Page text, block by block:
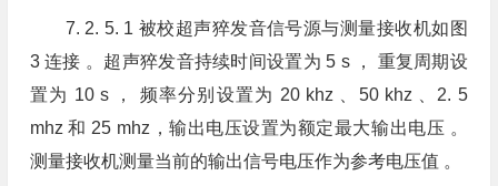
7. 2. 5. 1 被校超声猝发音信号源与测量接收机如图
3 连接 。超声猝发音持续时间设置为 5 s ， 重复周期设
置为 10 s ， 频率分别设置为 20 khz 、50 khz 、2. 5
mhz 和 25 mhz，输出电压设置为额定最大输出电压 。
测量接收机测量当前的输出信号电压作为参考电压值 。